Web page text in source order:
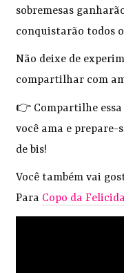
sobremesas
conquistarão todos
Não deixe de
compartilhar com
👉 Compartilhe
você ama e prepare-
de bis!
Você também vai
Para Copo da